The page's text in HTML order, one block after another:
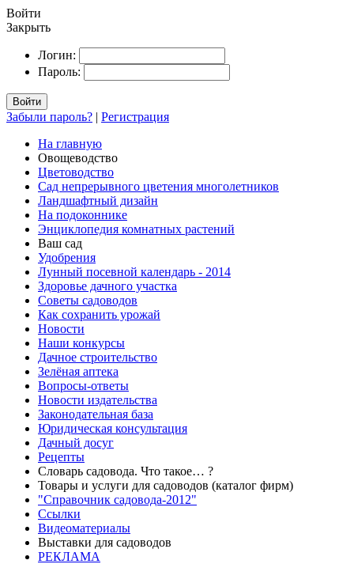
Войти
Закрыть
Логин:
Пароль:
Войти
Забыли пароль? | Регистрация
На главную
Овощеводство
Цветоводство
Сад непрерывного цветения многолетников
Ландшафтный дизайн
На подоконнике
Энциклопедия комнатных растений
Ваш сад
Удобрения
Лунный посевной календарь - 2014
Здоровье дачного участка
Советы садоводов
Как сохранить урожай
Новости
Наши конкурсы
Дачное строительство
Зелёная аптека
Вопросы-ответы
Новости издательства
Законодательная база
Юридическая консультация
Дачный досуг
Рецепты
Словарь садовода. Что такое… ?
Товары и услуги для садоводов (каталог фирм)
"Справочник садовода-2012"
Ссылки
Видеоматериалы
Выставки для садоводов
РЕКЛАМА